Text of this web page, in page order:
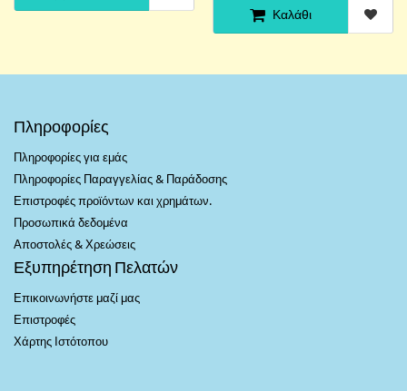
Καλάθι
Πληροφορίες
Πληροφορίες για εμάς
Πληροφορίες Παραγγελίας & Παράδοσης
Επιστροφές προϊόντων και χρημάτων.
Προσωπικά δεδομένα
Αποστολές & Χρεώσεις
Εξυπηρέτηση Πελατών
Επικοινωνήστε μαζί μας
Επιστροφές
Χάρτης Ιστότοπου